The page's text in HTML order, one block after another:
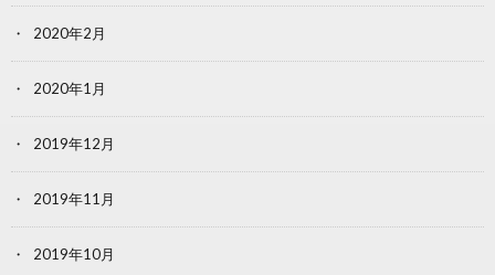
2020年2月
2020年1月
2019年12月
2019年11月
2019年10月